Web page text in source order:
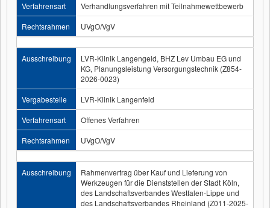
Verfahrensart
Verhandlungsverfahren mit Teilnahmewettbewerb
Rechtsrahmen
UVgO/VgV
Ausschreibung
LVR-Klinik Langengeld, BHZ Lev Umbau EG und
KG, Planungsleistung Versorgungstechnik (Z854-
2026-0023)
Vergabestelle
LVR-Klinik Langenfeld
Verfahrensart
Offenes Verfahren
Rechtsrahmen
UVgO/VgV
Ausschreibung
Rahmenvertrag über Kauf und Lieferung von
Werkzeugen für die Dienststellen der Stadt Köln,
des Landschaftsverbandes Westfalen-Lippe und
des Landschaftsverbandes Rheinland (Z011-2025-